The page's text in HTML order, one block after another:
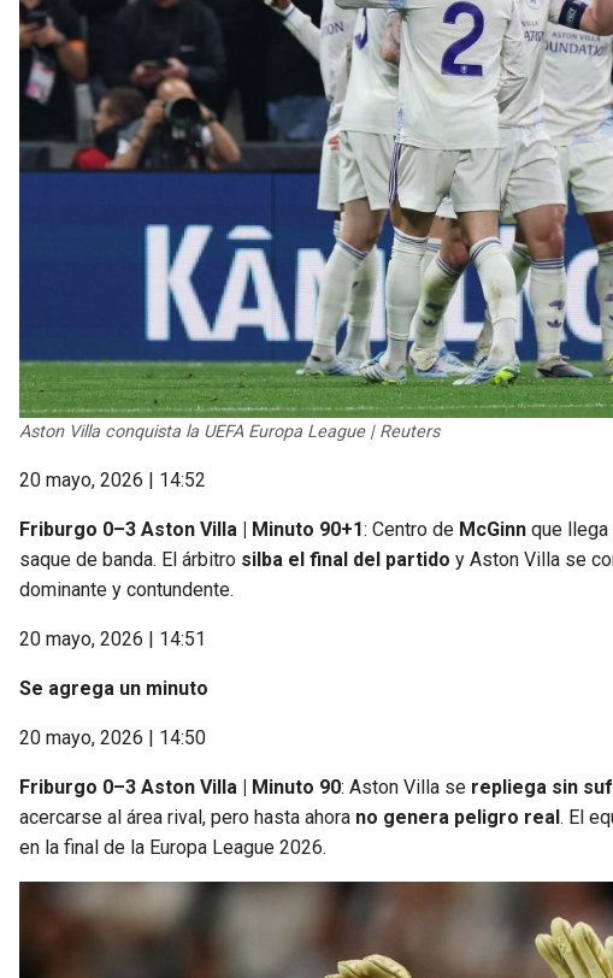
Aston Villa conquista la UEFA Europa League | Reuters
20 mayo, 2026 | 14:52
Friburgo 0–3 Aston Villa | Minuto 90+1: Centro de McGinn que llega
saque de banda. El árbitro silba el final del partido y Aston Villa se
dominante y contundente.
20 mayo, 2026 | 14:51
Se agrega un minuto
20 mayo, 2026 | 14:50
Friburgo 0–3 Aston Villa | Minuto 90: Aston Villa se repliega sin
acercarse al área rival, pero hasta ahora no genera peligro real. El
en la final de la Europa League 2026.